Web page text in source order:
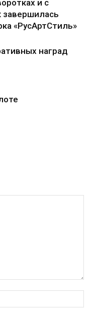
и с
завершилась
«РусАртСтиль»
наград